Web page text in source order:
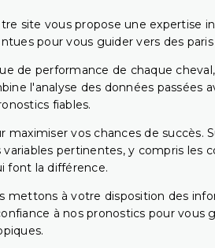
site vous propose une expertise
pour vous guider vers des
de performance de chaque
l'analyse des données passées
fiables.
vos chances de succès.
pertinentes, y compris les
font la différence.
mettons à votre disposition des
à nos pronostics pour vous